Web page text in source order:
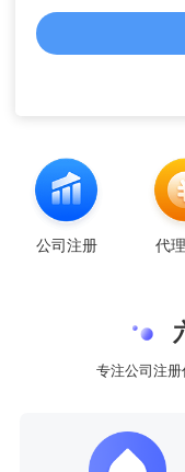
公司注册 代
专注公司注